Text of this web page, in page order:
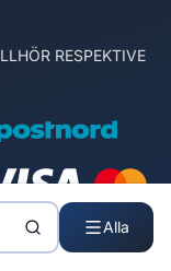
Alla
RESPEKTIVE